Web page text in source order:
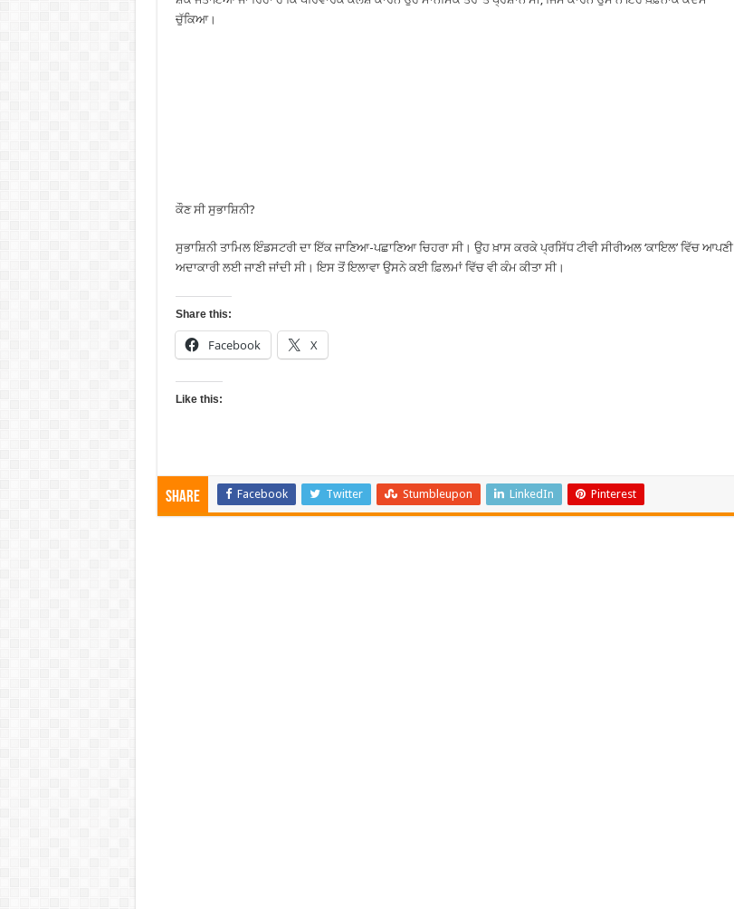
ਚੁੱਕਿਆ।
ਕੌਣ ਸੀ ਸੁਭਾਸ਼ਿਨੀ?
ਸੁਭਾਸ਼ਿਨੀ ਤਾਮਿਲ ਇੰਡਸਟਰੀ ਦਾ ਇੱਕ ਜਾਣਿਆ-ਪਛਾਣਿਆ ਚਿਹਰਾ ਸੀ। ਉਹ ਖ਼ਾਸ ਕਰਕੇ ਪ੍ਰਸਿੱਧ ਟੀਵੀ ਸੀਰੀਅਲ ‘ਕਾਇਲ’ ਵਿੱਚ ਆਪਣੀ
ਅਦਾਕਾਰੀ ਲਈ ਜਾਣੀ ਜਾਂਦੀ ਸੀ। ਇਸ ਤੋਂ ਇਲਾਵਾ ਉਸਨੇ ਕਈ ਫ਼ਿਲਮਾਂ ਵਿੱਚ ਵੀ ਕੰਮ ਕੀਤਾ ਸੀ।
Share this:
Facebook X
Like this:
Share Facebook Twitter Stumbleupon LinkedIn Pinterest